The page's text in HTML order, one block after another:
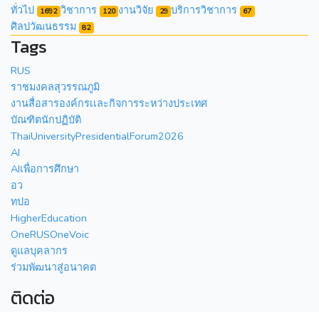
ทั่วไป 1692 วิชาการ 120 งานวิจัย 29 บริการวิชาการ 67
ศิลปวัฒนธรรม 82
Tags
RUS
ราชมงคลสุวรรณภูมิ
งานสื่อสารองค์กรเเละกิจการระหว่างประเทศ
บัณฑิตนักปฏิบัติ
ThaiUniversityPresidentialForum2026
AI
AIเพื่อการศึกษา
อว
ทปอ
HigherEducation
OneRUSOneVoic
ดูแลบุคลากร
ร่วมพัฒนาสู่อนาคต
ติดต่อ